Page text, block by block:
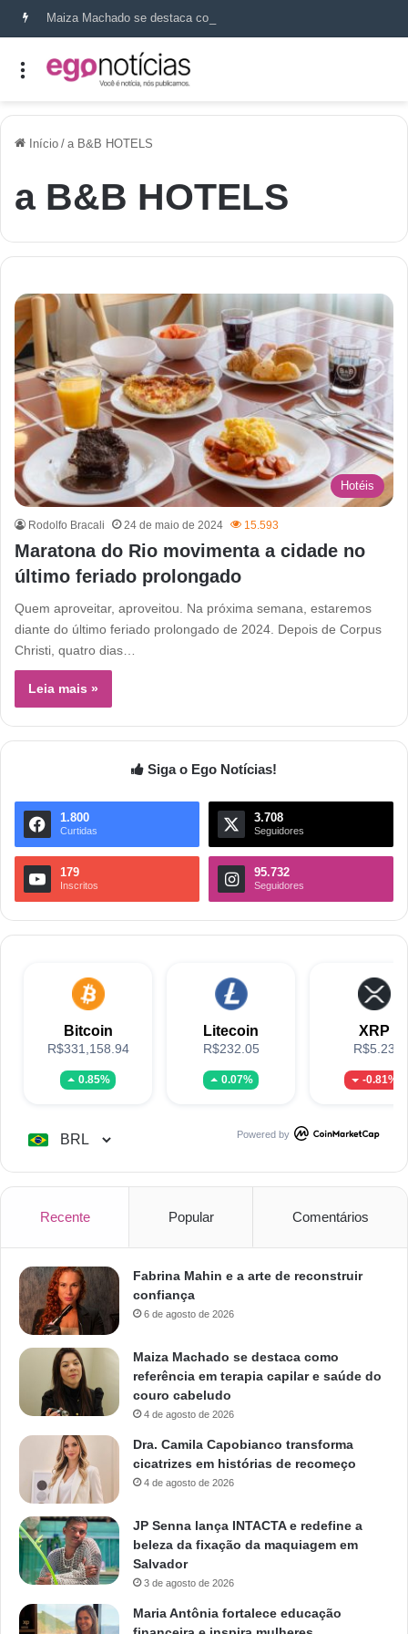
Início / a B&B HOTELS
a B&B HOTELS
Hotéis
Rodolfo Bracali 24 de maio de 2024 15.593
Maratona do Rio movimenta a cidade no
último feriado prolongado
Quem aproveitar, aproveitou. Na próxima semana, estaremos
diante do último feriado prolongado de 2024. Depois de Corpus
Christi, quatro dias…
Leia mais »
Siga o Ego Notícias!
1.800
Curtidas
3.708
Seguidores
179
Inscritos
95.732
Seguidores
Bitcoin
R$331,158.94
0.85%
Litecoin
R$232.05
0.07%
XRP
R$5.23
-0.81%
Powered by
Recente Popular Comentários
Fabrina Mahin e a arte de reconstruir
confiança
6 de agosto de 2026
Maiza Machado se destaca como
referência em terapia capilar e saúde do
couro cabeludo
4 de agosto de 2026
Dra. Camila Capobianco transforma
cicatrizes em histórias de recomeço
4 de agosto de 2026
JP Senna lança INTACTA e redefine a
beleza da fixação da maquiagem em
Salvador
3 de agosto de 2026
Maria Antônia fortalece educação